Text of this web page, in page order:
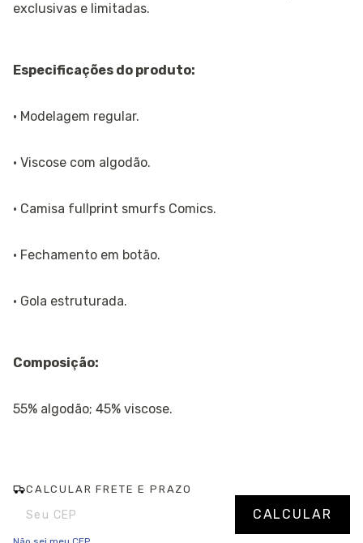
exclusivas e limitadas.
Especificações do produto:
· Modelagem regular.
· Viscose com algodão.
· Camisa fullprint smurfs Comics.
· Fechamento em botão.
· Gola estruturada.
Composição:
55% algodão; 45% viscose.
CALCULAR FRETE E PRAZO
Entregas para o CEP: Alterar CEP
CALCULAR